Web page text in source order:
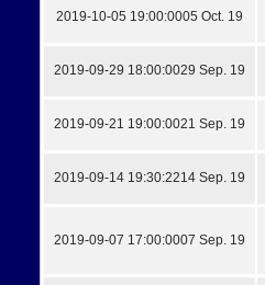
2019-10-05 19:00:0005 Oct. 19
2019-09-29 18:00:0029 Sep. 19
2019-09-21 19:00:0021 Sep. 19
2019-09-14 19:30:2214 Sep. 19
2019-09-07 17:00:0007 Sep. 19